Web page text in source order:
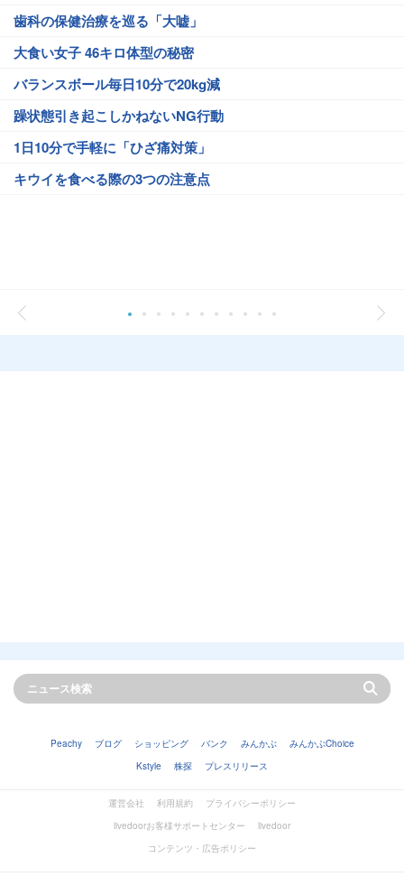
歯科の保健治療を巡る「大嘘」
大食い女子 46キロ体型の秘密
バランスボール毎日10分で20kg減
躁状態引き起こしかねないNG行動
1日10分で手軽に「ひざ痛対策」
キウイを食べる際の3つの注意点
Peachy ブログ ショッピング バンク みんかぶ
みんかぶChoice
Kstyle
株探 プレスリリース
運営会社 利用規約
プライバシーポリシー
livedoorお客様サポートセンター
livedoor
コンテンツ・広告ポリシー